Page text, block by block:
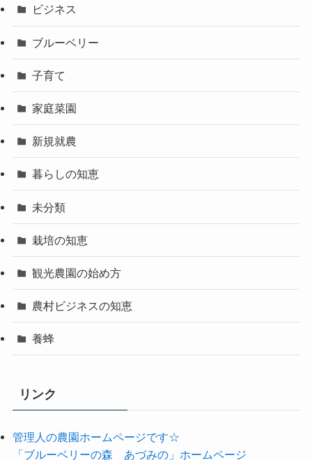
ビジネス
ブルーベリー
子育て
家庭菜園
新規就農
暮らしの知恵
未分類
栽培の知恵
観光農園の始め方
農村ビジネスの知恵
養蜂
リンク
管理人の農園ホームページです☆
「ブルーベリーの森 あづみの」ホームページ